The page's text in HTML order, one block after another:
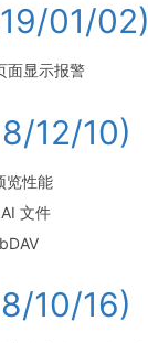
01/02)
面显示报警
12/10)
览性能
文件
10/16)